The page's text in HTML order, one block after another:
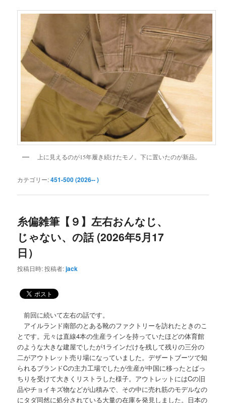
上に見えるのが15年履き続けたモノ。下に置いたのが新品。
カテゴリー:451-500 (2026-- )
糸偏雑筆【９】左右おんなじ、
じゃない、の話 (2026年5月17
日）
投稿日時:投稿者:jack
前回に続いて左右の話です。
アイルランド南部のとある靴のファクトリーを訪れたときのこ
とです。元々は直線4本の生産ラインを持っていたほどの体育館
のような大きな建屋でしたが1ラインだけを残して残りの三分の
二がアウトレット売り場になっていました。デザートブーツで知
られるブランドCの主力工場でしたが生産が中国に移ったとばっ
ちりを受けて大きくリストラした様子。アウトレットにはCの旧
品やチョイキズ物などが山積みで、その中に売れ筋のモデルなの
にタダ同然に処分されている大量の在庫を発見しました。日本の